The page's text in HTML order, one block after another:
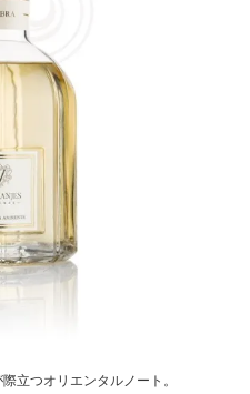
立つオリエンタルノート。